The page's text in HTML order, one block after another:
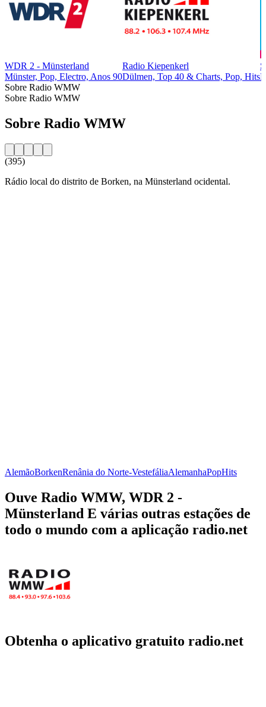
WDR 2 - Münsterland
Münster, Pop, Electro, Anos 90
Radio Kiepenkerl
Dülmen, Top 40 & Charts, Pop, Hits
Sobre Radio WMW
Sobre Radio WMW
Sobre Radio WMW
(395)
Rádio local do distrito de Borken, na Münsterland ocidental.
AlemãoBorkenRenânia do Norte-VestefáliaAlemanhaPopHits
Ouve Radio WMW, WDR 2 -
Münsterland E várias outras estações de
todo o mundo com a aplicação radio.net
Obtenha o aplicativo gratuito radio.net